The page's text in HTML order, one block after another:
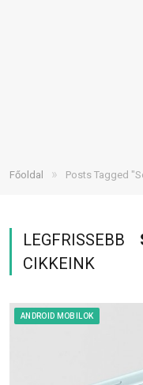
Főoldal » Posts Tagged
LEGFRISSEBB
CIKKEINK
ANDROID MOBILOK